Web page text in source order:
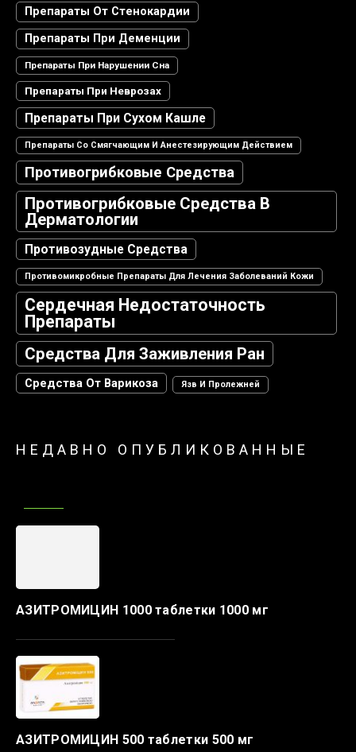
Препараты От Стенокардии
Препараты При Деменции
Препараты При Нарушении Сна
Препараты При Неврозах
Препараты При Сухом Кашле
Препараты Со Смягчающим И Анестезирующим Действием
Противогрибковые Средства
Противогрибковые Средства В
Дерматологии
Противозудные Средства
Противомикробные Препараты Для Лечения Заболеваний Кожи
Сердечная Недостаточность
Препараты
Средства Для Заживления Ран
Средства От Варикоза Язв И Пролежней
НЕДАВНО ОПУБЛИКОВАННЫЕ
АЗИТРОМИЦИН 1000 таблетки 1000 мг
АЗИТРОМИЦИН 500 таблетки 500 мг